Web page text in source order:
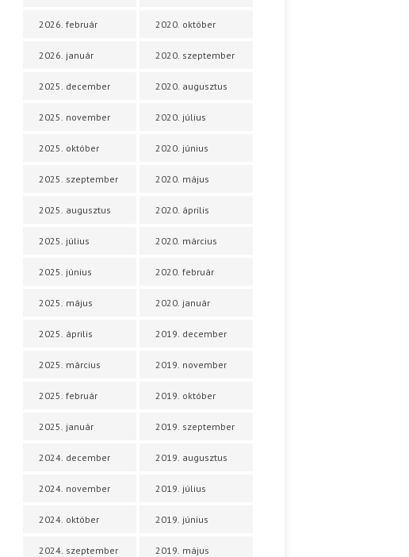
2026. február
2026. január
2025. december
2025. november
2025. október
2025. szeptember
2025. augusztus
2025. július
2025. június
2025. május
2025. április
2025. március
2025. február
2025. január
2024. december
2024. november
2024. október
2024. szeptember
2020. október
2020. szeptember
2020. augusztus
2020. július
2020. június
2020. május
2020. április
2020. március
2020. február
2020. január
2019. december
2019. november
2019. október
2019. szeptember
2019. augusztus
2019. július
2019. június
2019. május